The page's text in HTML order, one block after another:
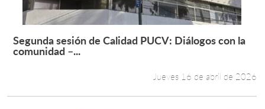
Leer más +
Segunda sesión de Calidad PUCV: Diálogos con la
comunidad –...
Jueves 16 de abril de 2026